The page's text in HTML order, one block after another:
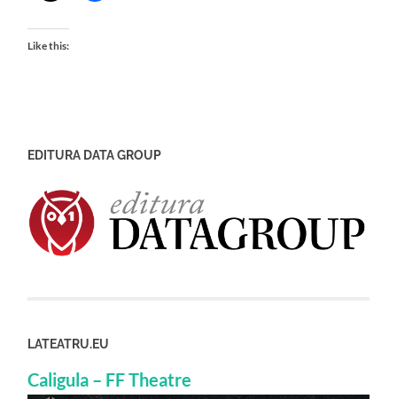
Like this:
EDITURA DATA GROUP
LATEATRU.EU
Caligula – FF Theatre